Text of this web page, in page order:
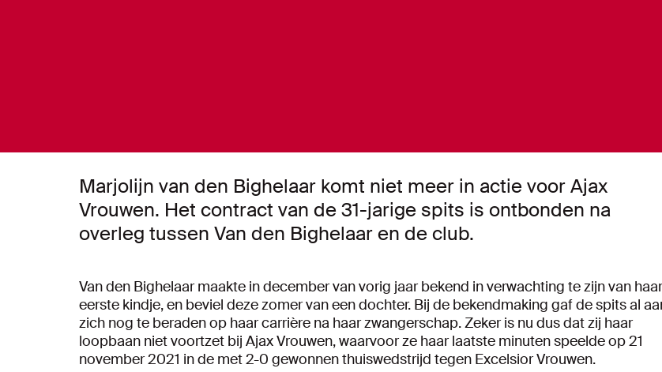
Marjolijn van den Bighelaar komt niet meer in actie voor Ajax
Vrouwen. Het contract van de 31-jarige spits is ontbonden na
overleg tussen Van den Bighelaar en de club.
Van den Bighelaar maakte in december van vorig jaar bekend in verwachting te zijn van haar
eerste kindje, en beviel deze zomer van een dochter. Bij de bekendmaking gaf de spits al
zich nog te beraden op haar carrière na haar zwangerschap. Zeker is nu dus dat zij haar
loopbaan niet voortzet bij Ajax Vrouwen, waarvoor ze haar laatste minuten speelde op 21
november 2021 in de met 2-0 gewonnen thuiswedstrijd tegen Excelsior Vrouwen.